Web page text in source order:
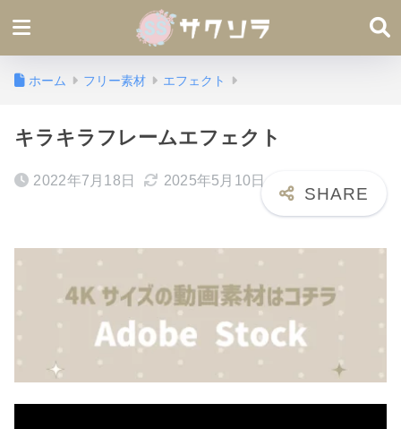
ホーム フリー素材 エフェクト
キラキラフレームエフェクト
2022年7月18日 2025年5月10日